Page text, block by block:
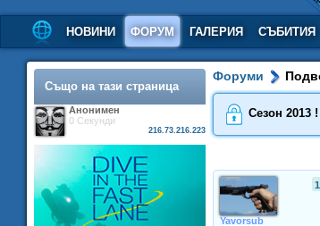
НОВИНИ ФОРУМ ГАЛЕРИЯ СЪБИТИЯ
Също на тази страница
Анонимен
0 Секунди
216.73.216.223
Форуми
Сезон 2013 !
1
Yavorsub